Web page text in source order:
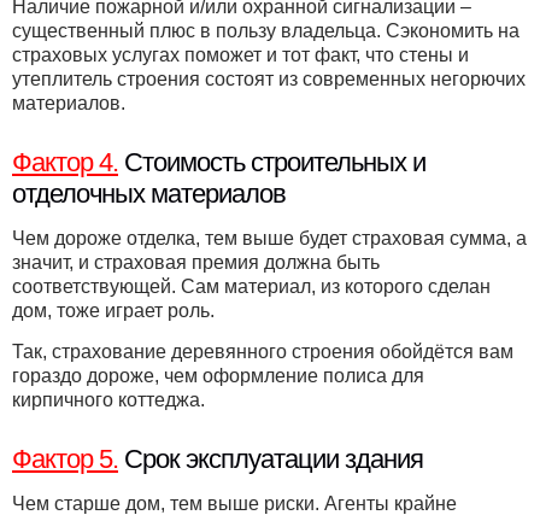
Наличие пожарной и/или охранной сигнализации –
существенный плюс в пользу владельца. Сэкономить на
страховых услугах поможет и тот факт, что стены и
утеплитель строения состоят из современных негорючих
материалов.
Фактор 4. Стоимость строительных и
отделочных материалов
Чем дороже отделка, тем выше будет страховая сумма, а
значит, и страховая премия должна быть
соответствующей. Сам материал, из которого сделан
дом, тоже играет роль.
Так, страхование деревянного строения обойдётся вам
гораздо дороже, чем оформление полиса для
кирпичного коттеджа.
Фактор 5. Срок эксплуатации здания
Чем старше дом, тем выше риски. Агенты крайне